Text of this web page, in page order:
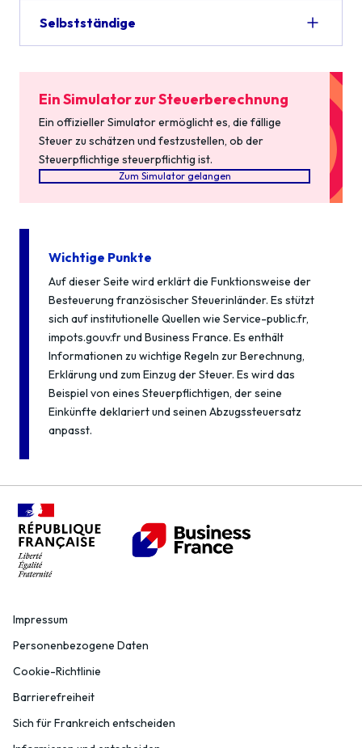
Selbstständige
Ein Simulator zur Steuerberechnung
Ein offizieller Simulator ermöglicht es, die fällige
Steuer zu schätzen und festzustellen, ob der
Steuerpflichtige steuerpflichtig ist.
Zum Simulator gelangen
Wichtige Punkte
Auf dieser Seite wird erklärt die Funktionsweise der
Besteuerung französischer Steuerinländer. Es stützt
sich auf institutionelle Quellen wie Service-public.fr,
impots.gouv.fr und Business France. Es enthält
Informationen zu wichtige Regeln zur Berechnung,
Erklärung und zum Einzug der Steuer. Es wird das
Beispiel von eines Steuerpflichtigen, der seine
Einkünfte deklariert und seinen Abzugssteuersatz
anpasst.
Impressum
Personenbezogene Daten
Cookie-Richtlinie
Barrierefreiheit
Sich für Frankreich entscheiden